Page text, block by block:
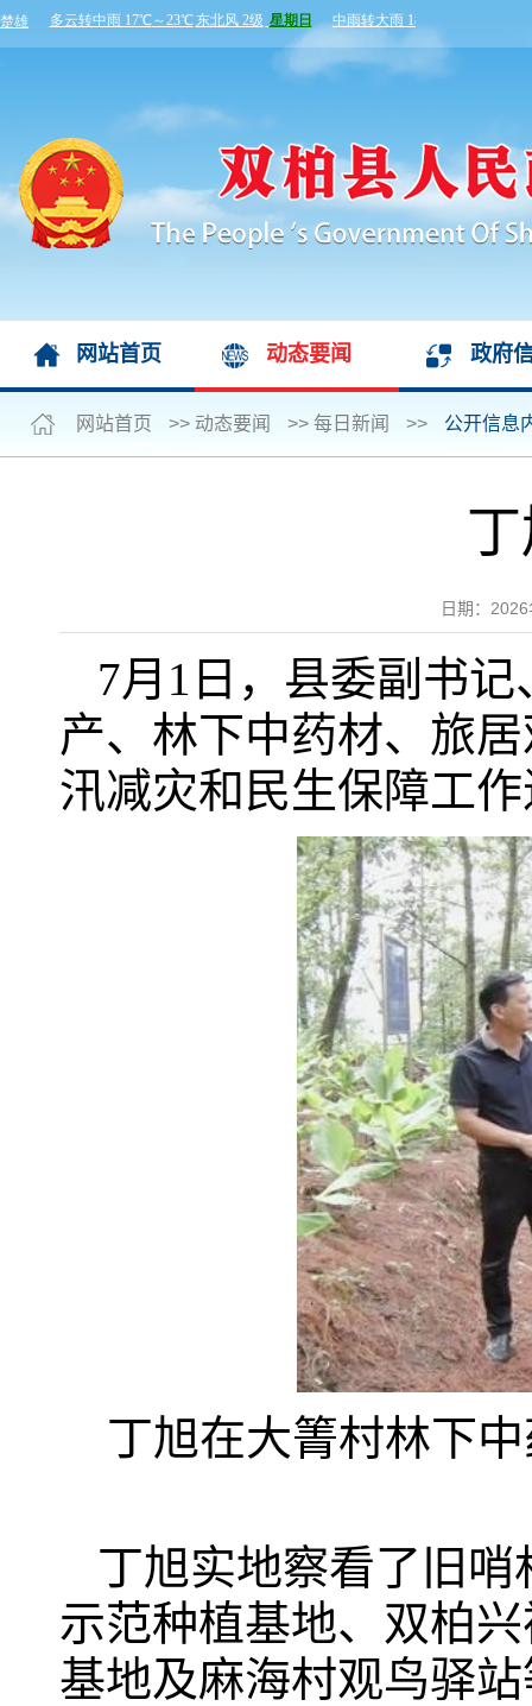
网站首页 动态要闻 政府
网站首页 >> 动态要闻 >> 每日新闻 >> 公开信息
日期：
7月1日，县委副书
产、林下中药材、旅
汛减灾和民生保障工
丁旭在大箐村林下
丁旭实地察看了旧
示范种植基地、双柏
基地及麻海村观鸟驿